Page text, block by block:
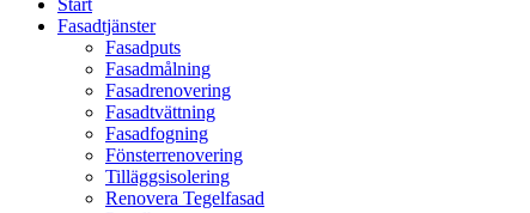
Start
Fasadtjänster
Fasadputs
Fasadmålning
Fasadrenovering
Fasadtvättning
Fasadfogning
Fönsterrenovering
Tilläggsisolering
Renovera Tegelfasad